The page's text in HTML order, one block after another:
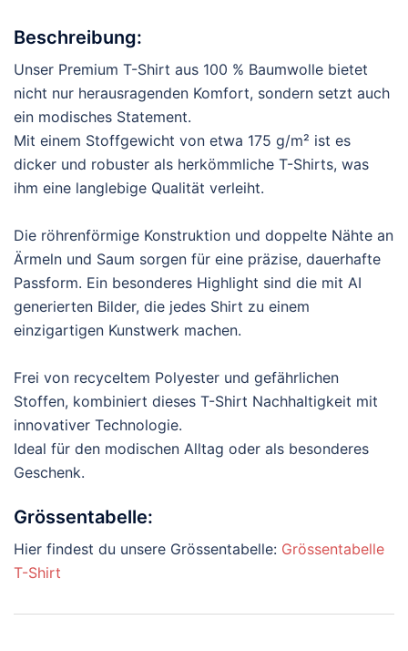
Beschreibung:
Unser Premium T-Shirt aus 100 % Baumwolle bietet
nicht nur herausragenden Komfort, sondern setzt auch
ein modisches Statement.
Mit einem Stoffgewicht von etwa 175 g/m² ist es
dicker und robuster als herkömmliche T-Shirts, was
ihm eine langlebige Qualität verleiht.
Die röhrenförmige Konstruktion und doppelte Nähte an
Ärmeln und Saum sorgen für eine präzise, dauerhafte
Passform. Ein besonderes Highlight sind die mit AI
generierten Bilder, die jedes Shirt zu einem
einzigartigen Kunstwerk machen.
Frei von recyceltem Polyester und gefährlichen
Stoffen, kombiniert dieses T-Shirt Nachhaltigkeit mit
innovativer Technologie.
Ideal für den modischen Alltag oder als besonderes
Geschenk.
Grössentabelle:
Hier findest du unsere Grössentabelle: Grössentabelle
T-Shirt